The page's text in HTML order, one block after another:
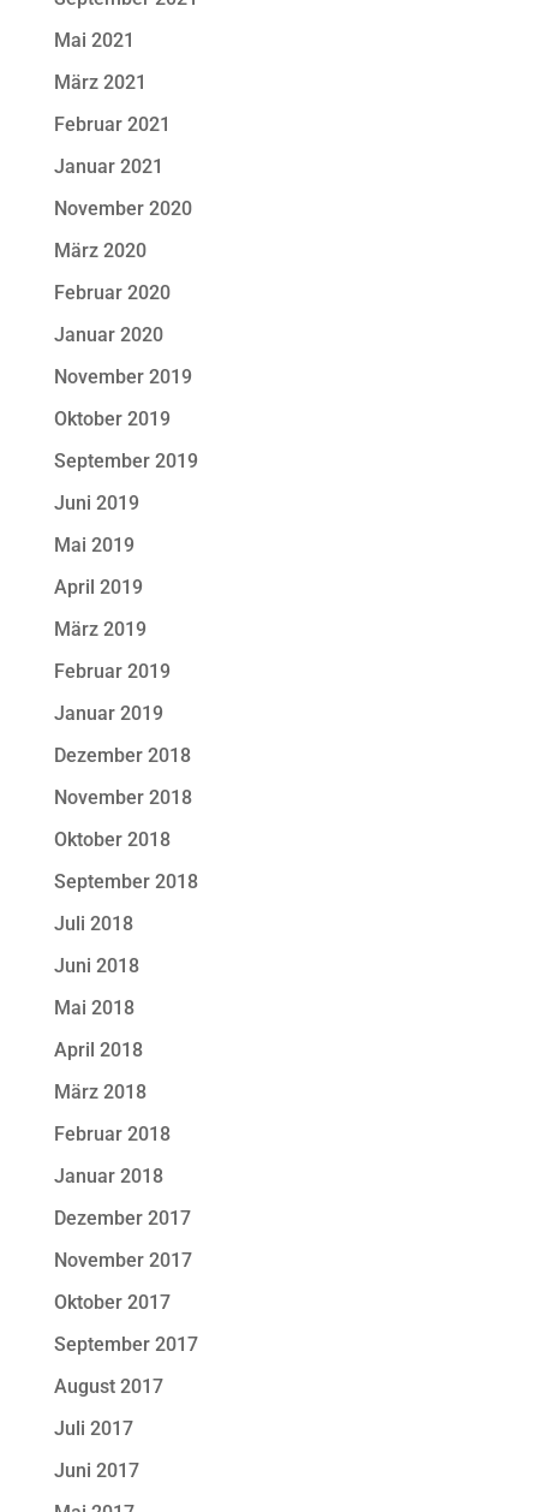
Mai 2021
März 2021
Februar 2021
Januar 2021
November 2020
März 2020
Februar 2020
Januar 2020
November 2019
Oktober 2019
September 2019
Juni 2019
Mai 2019
April 2019
März 2019
Februar 2019
Januar 2019
Dezember 2018
November 2018
Oktober 2018
September 2018
Juli 2018
Juni 2018
Mai 2018
April 2018
März 2018
Februar 2018
Januar 2018
Dezember 2017
November 2017
Oktober 2017
September 2017
August 2017
Juli 2017
Juni 2017